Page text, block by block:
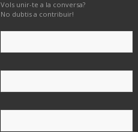
Vols unir-te a la conversa?
No dubtis a contribuir!